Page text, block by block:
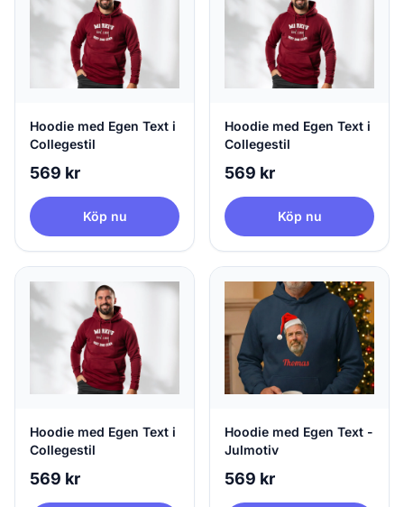
Hoodie med Egen Text i
Collegestil
569 kr
Köp nu
Hoodie med Egen Text i
Collegestil
569 kr
Köp nu
Hoodie med Egen Text i
Collegestil
569 kr
Hoodie med Egen Text -
Julmotiv
569 kr